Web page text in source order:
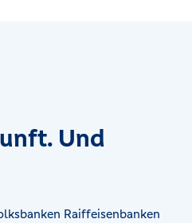
Und
Raiffeisenbanken